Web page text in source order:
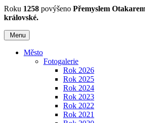
Roku 1258 povýšeno Přemyslem
královské.
Menu
Město
Fotogalerie
Rok 2026
Rok 2025
Rok 2024
Rok 2023
Rok 2022
Rok 2021